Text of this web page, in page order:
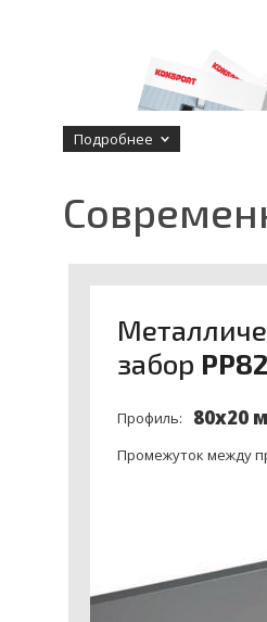
более дешевые
- Применяется ли
- Окраска происходит
- Используются
- Какоерасстояние
- Какая помплектация
Комплектация ворот
Подробнее
забор PP82
Профиль: 80x20
Промежуток между